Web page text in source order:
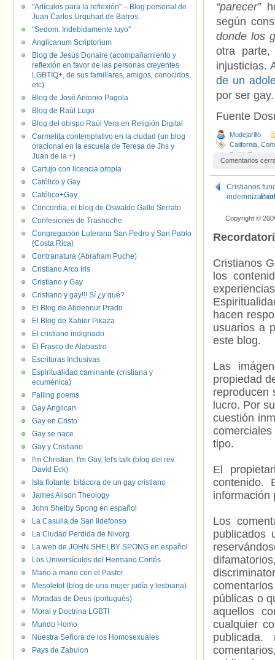
“parecer”
según
donde los
otra
injusticias.
de un
por ser gay.
Fuente
Mudejarillo
California
Delhi
Comentarios
Cristianos
Copyright ©
Cristianos
los
hacen
usuarios a
este blog.
Las
propiedad
reproducen
lucro. Por
cuestión
tipo.
El
contenido.
información
Los
publicados
públicas o
aquellos
cualquier
"Artículos para la reflexión" – Blog personal de
Juan Carlos Urquhart de Barros.
"Sedom. Indebidamente tuyo"
Anglicanum Scriptorium
Blog de Jesús Donaire (acompañamiento y
reflexión en favor de las personas creyentes
LGBTIQ+, de sus familiares, amigos, conocidos,
etc)
Blog de José Antonio Pagola
Blog de Raúl Lugo
Blog del obispo Raúl Vera en Religión Digital
Carmelita contemplativo en la ciudad (un blog
oracional en la escuela de Teresa de Jhs y
Juan de la +)
Cartujo con licencia propia
Católico y Gay
Católico+Gay
Concordia, el blog de Oswaldo Gallo Serrato
Confesiones de Trasnoche
Congregación Luterana San Pedro y San Pablo
(Costa Rica)
Contranatura (Abraham Puche)
Cristiano Arco Iris
Cristiano y Gay
Cristiano y gay!!! Sí ¿y qué?
El Blog de Abdennur Prado
El Blog de Xabier Pikaza
El cristiano indignado
El Frasco de Alabastro
Escrituras Inclusivas
Espiritualidad caminante (cristiana y
ecuménica)
Falling poems
Gay Anglican
Gay en Cristo
Gay se nace.
Gay y Cristiano
I'm Christian, I'm Gay, let's talk (blog del rev.
David Eck)
Isla flotante: bitácora de un gay cristiano
James Alison Theology
John Shelby Spong en español
La Casulla de San Ildefonso
La Ciudad Perdida de Nivorg
La web de JOHN SHELBY SPONG en español
Los Universículos del Hermano Cortés
Mano a mano con el Pastor
Mesoletot (blog de una mujer judía y lesbiana)
Moradas de Deus (portugués)
Moral y Doctrina LGBTI
Mundo Homo
Nuestra Señora de los Homosexuales
Pays de Zabulon